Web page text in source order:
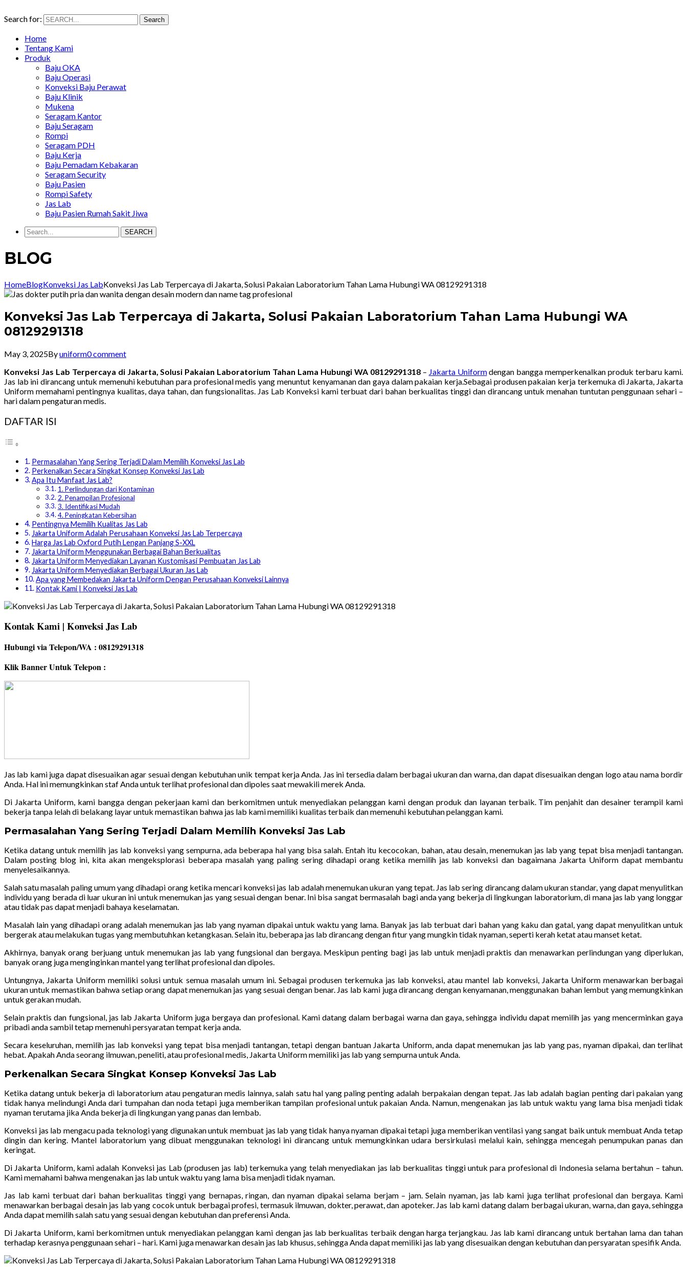
Search for: Search
Home
Tentang Kami
Produk
Baju OKA
Baju Operasi
Konveksi Baju Perawat
Baju Klinik
Mukena
Seragam Kantor
Baju Seragam
Rompi
Seragam PDH
Baju Kerja
Baju Pemadam Kebakaran
Seragam Security
Baju Pasien
Rompi Safety
Jas Lab
Baju Pasien Rumah Sakit Jiwa
SEARCH
BLOG
HomeBlogKonveksi Jas LabKonveksi Jas Lab Terpercaya di Jakarta, Solusi Pakaian Laboratorium Tahan Lama Hubungi WA 08129291318
Konveksi Jas Lab Terpercaya di Jakarta, Solusi Pakaian Laboratorium Tahan Lama Hubungi WA
08129291318
May 3, 2025Byuniform0 comment
Konveksi Jas Lab Terpercaya di Jakarta, Solusi Pakaian Laboratorium Tahan Lama Hubungi WA 08129291318– Jakarta Uniformdengan bangga memperkenalkan produk terbaru kami.
Jas lab ini dirancang untuk memenuhi kebutuhan para profesional medis yang menuntut kenyamanan dan gaya dalam pakaian kerja.Sebagai produsen pakaian kerja terkemuka di Jakarta, Jakarta
Uniform memahami pentingnya kualitas, daya tahan, dan fungsionalitas. Jas Lab Konveksi kami terbuat dari bahan berkualitas tinggi dan dirancang untuk menahan tuntutan penggunaan sehari –
hari dalam pengaturan medis.
DAFTAR ISI
Permasalahan Yang Sering Terjadi Dalam Memilih Konveksi Jas Lab
Perkenalkan Secara Singkat Konsep Konveksi Jas Lab
Apa Itu Manfaat Jas Lab?
1. Perlindungan dari Kontaminan
2. Penampilan Profesional
3. Identifikasi Mudah
4. Peningkatan Kebersihan
Pentingnya Memilih Kualitas Jas Lab
Jakarta Uniform Adalah Perusahaan Konveksi Jas Lab Terpercaya
Harga Jas Lab Oxford Putih Lengan Panjang S-XXL
Jakarta Uniform Menggunakan Berbagai Bahan Berkualitas
Jakarta Uniform Menyediakan Layanan Kustomisasi Pembuatan Jas Lab
Jakarta Uniform Menyediakan Berbagai Ukuran Jas Lab
Apa yang Membedakan Jakarta Uniform Dengan Perusahaan Konveksi Lainnya
Kontak Kami | Konveksi Jas Lab
Kontak Kami | Konveksi Jas Lab
Hubungi via Telepon/WA : 08129291318
Klik Banner Untuk Telepon :
Jas lab kami juga dapat disesuaikan agar sesuai dengan kebutuhan unik tempat kerja Anda. Jas ini tersedia dalam berbagai ukuran dan warna, dan dapat disesuaikan dengan logo atau nama bordir
Anda. Hal ini memungkinkan staf Anda untuk terlihat profesional dan dipoles saat mewakili merek Anda.
Di Jakarta Uniform, kami bangga dengan pekerjaan kami dan berkomitmen untuk menyediakan pelanggan kami dengan produk dan layanan terbaik. Tim penjahit dan desainer terampil kami
bekerja tanpa lelah di belakang layar untuk memastikan bahwa jas lab kami memiliki kualitas terbaik dan memenuhi kebutuhan pelanggan kami.
Permasalahan Yang Sering Terjadi Dalam Memilih Konveksi Jas Lab
Ketika datang untuk memilih jas lab konveksi yang sempurna, ada beberapa hal yang bisa salah. Entah itu kecocokan, bahan, atau desain, menemukan jas lab yang tepat bisa menjadi tantangan.
Dalam posting blog ini, kita akan mengeksplorasi beberapa masalah yang paling sering dihadapi orang ketika memilih jas lab konveksi dan bagaimana Jakarta Uniform dapat membantu
menyelesaikannya.
Salah satu masalah paling umum yang dihadapi orang ketika mencari konveksi jas lab adalah menemukan ukuran yang tepat. Jas lab sering dirancang dalam ukuran standar, yang dapat menyulitkan
individu yang berada di luar ukuran ini untuk menemukan jas yang sesuai dengan benar. Ini bisa sangat bermasalah bagi anda yang bekerja di lingkungan laboratorium, di mana jas lab yang longgar
atau tidak pas dapat menjadi bahaya keselamatan.
Masalah lain yang dihadapi orang adalah menemukan jas lab yang nyaman dipakai untuk waktu yang lama. Banyak jas lab terbuat dari bahan yang kaku dan gatal, yang dapat menyulitkan untuk
bergerak atau melakukan tugas yang membutuhkan ketangkasan. Selain itu, beberapa jas lab dirancang dengan fitur yang mungkin tidak nyaman, seperti kerah ketat atau manset ketat.
Akhirnya, banyak orang berjuang untuk menemukan jas lab yang fungsional dan bergaya. Meskipun penting bagi jas lab untuk menjadi praktis dan menawarkan perlindungan yang diperlukan,
banyak orang juga menginginkan mantel yang terlihat profesional dan dipoles.
Untungnya, Jakarta Uniform memiliki solusi untuk semua masalah umum ini. Sebagai produsen terkemuka jas lab konveksi, atau mantel lab konveksi, Jakarta Uniform menawarkan berbagai
ukuran untuk memastikan bahwa setiap orang dapat menemukan jas yang sesuai dengan benar. Jas lab kami juga dirancang dengan kenyamanan, menggunakan bahan lembut yang memungkinkan
untuk gerakan mudah.
Selain praktis dan fungsional, jas lab Jakarta Uniform juga bergaya dan profesional. Kami datang dalam berbagai warna dan gaya, sehingga individu dapat memilih jas yang mencerminkan gaya
pribadi anda sambil tetap memenuhi persyaratan tempat kerja anda.
Secara keseluruhan, memilih jas lab konveksi yang tepat bisa menjadi tantangan, tetapi dengan bantuan Jakarta Uniform, anda dapat menemukan jas lab yang pas, nyaman dipakai, dan terlihat
hebat. Apakah Anda seorang ilmuwan, peneliti, atau profesional medis, Jakarta Uniform memiliki jas lab yang sempurna untuk Anda.
Perkenalkan Secara Singkat Konsep Konveksi Jas Lab
Ketika datang untuk bekerja di laboratorium atau pengaturan medis lainnya, salah satu hal yang paling penting adalah berpakaian dengan tepat. Jas lab adalah bagian penting dari pakaian yang
tidak hanya melindungi Anda dari tumpahan dan noda tetapi juga memberikan tampilan profesional untuk pakaian Anda. Namun, mengenakan jas lab untuk waktu yang lama bisa menjadi tidak
nyaman terutama jika Anda bekerja di lingkungan yang panas dan lembab.
Konveksi jas lab mengacu pada teknologi yang digunakan untuk membuat jas lab yang tidak hanya nyaman dipakai tetapi juga memberikan ventilasi yang sangat baik untuk membuat Anda tetap
dingin dan kering. Mantel laboratorium yang dibuat menggunakan teknologi ini dirancang untuk memungkinkan udara bersirkulasi melalui kain, sehingga mencegah penumpukan panas dan
keringat.
Di Jakarta Uniform, kami adalah Konveksi jas Lab (produsen jas lab) terkemuka yang telah menyediakan jas lab berkualitas tinggi untuk para profesional di Indonesia selama bertahun – tahun.
Kami memahami bahwa mengenakan jas lab untuk waktu yang lama bisa menjadi tidak nyaman.
Jas lab kami terbuat dari bahan berkualitas tinggi yang bernapas, ringan, dan nyaman dipakai selama berjam – jam. Selain nyaman, jas lab kami juga terlihat profesional dan bergaya. Kami
menawarkan berbagai desain jas lab yang cocok untuk berbagai profesi, termasuk ilmuwan, dokter, perawat, dan apoteker. Jas lab kami datang dalam berbagai ukuran, warna, dan gaya, sehingga
Anda dapat memilih salah satu yang sesuai dengan kebutuhan dan preferensi Anda.
Di Jakarta Uniform, kami berkomitmen untuk menyediakan pelanggan kami dengan jas lab berkualitas terbaik dengan harga terjangkau. Jas lab kami dirancang untuk bertahan lama dan tahan
terhadap kerasnya penggunaan sehari – hari. Kami juga menawarkan desain jas lab khusus, sehingga Anda dapat memiliki jas lab yang disesuaikan dengan kebutuhan dan persyaratan spesifik Anda.